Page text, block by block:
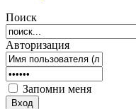
Поиск
Авторизация
Запомни меня